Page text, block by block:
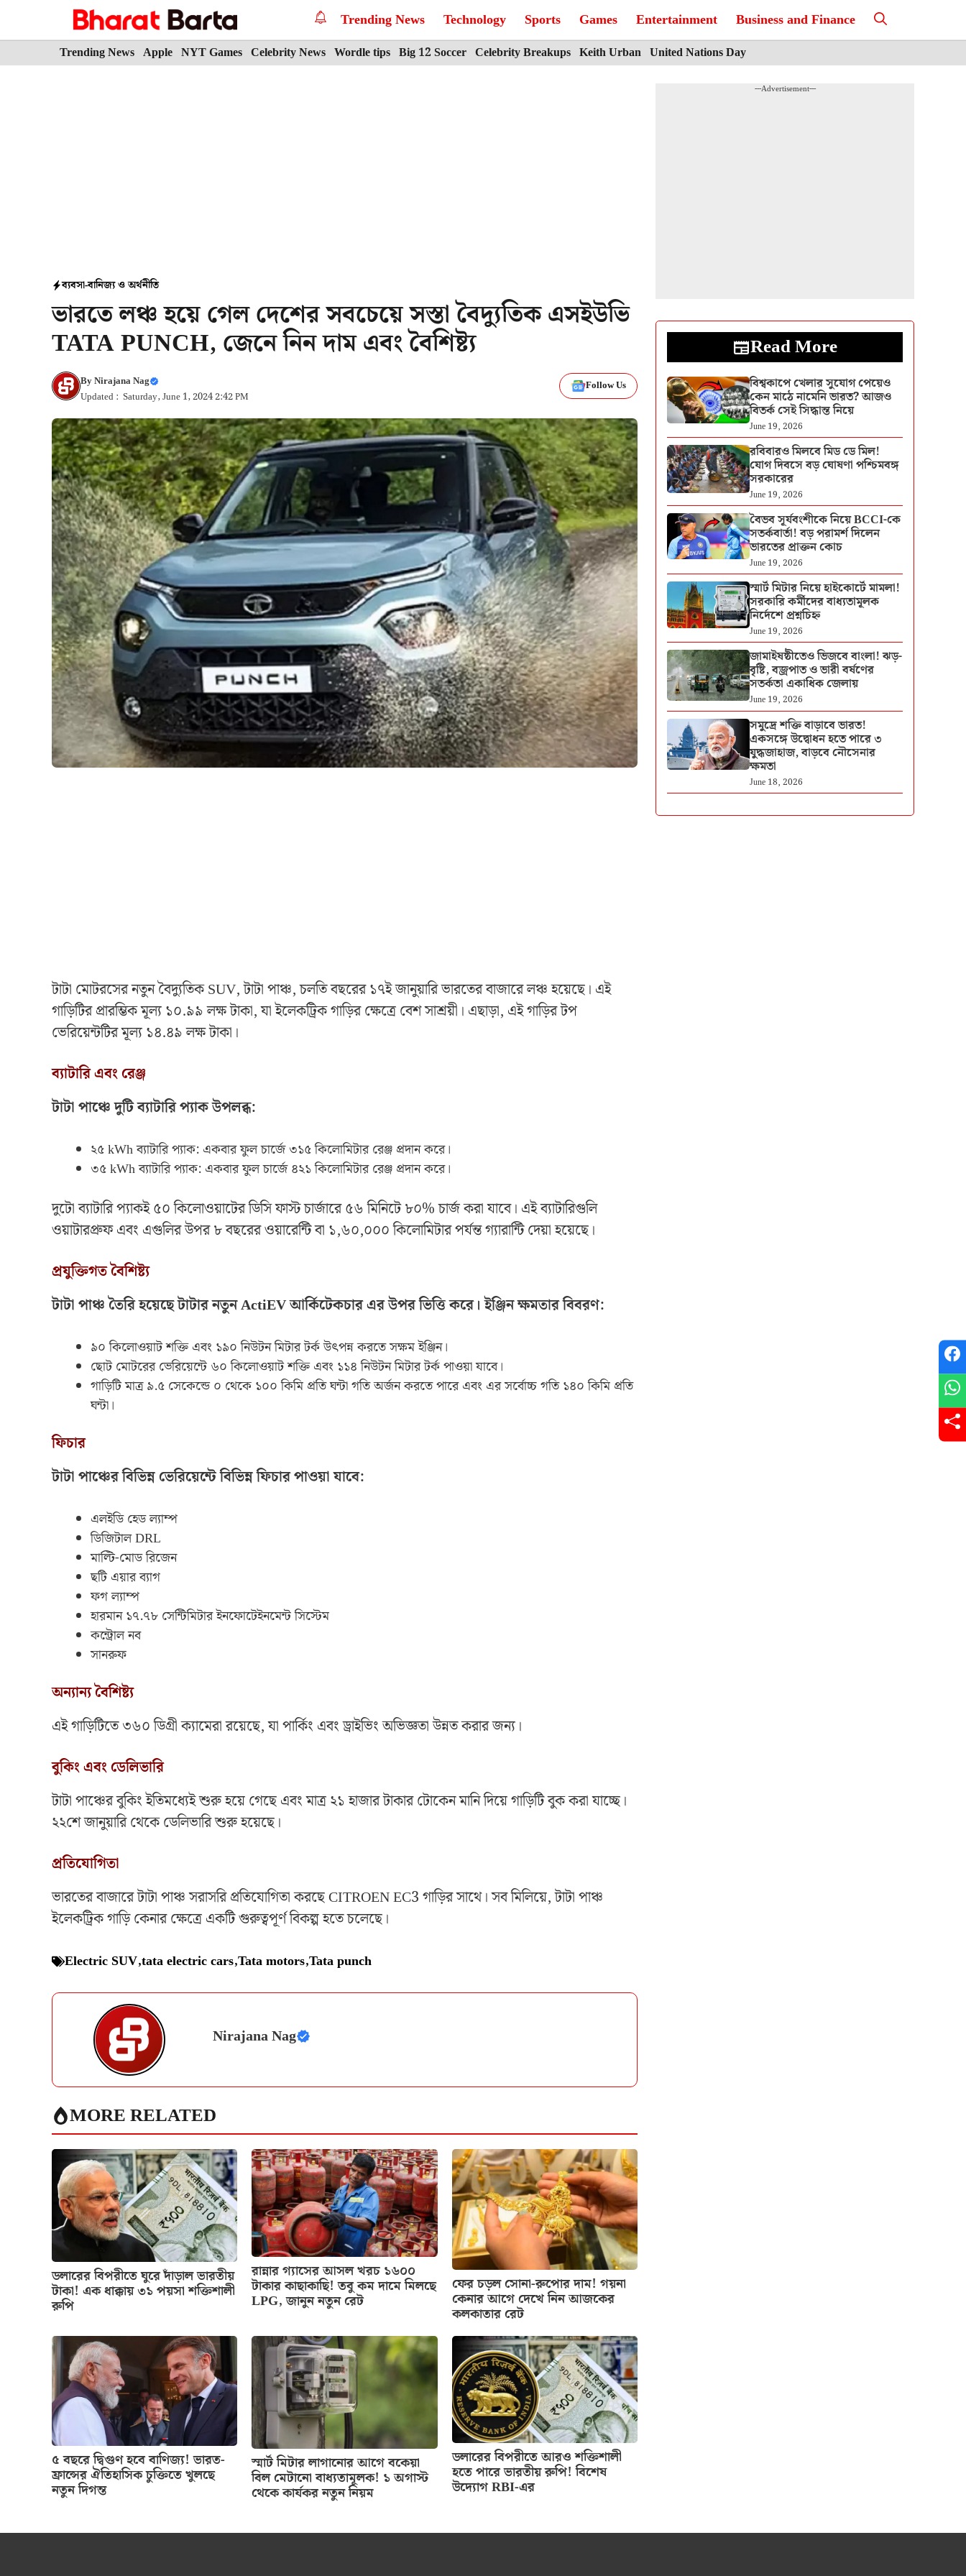
Trending News Technology Sports Games Entertainment Business and Finance
Trending News Apple NYT Games Celebrity News Wordle tips Big 12 Soccer Celebrity Breakups Keith Urban United Nations Day
ব্যবসা-বানিজ্য ও অর্থনীতি
ভারতে লঞ্চ হয়ে গেল দেশের সবচেয়ে সস্তা বৈদ্যুতিক এসইউভি
TATA PUNCH, জেনে নিন দাম এবং বৈশিষ্ট্য
ByNirajana Nag
Updated : Saturday, June 1, 2024 2:42 PM
Follow Us
টাটা মোটরসের নতুন বৈদ্যুতিক SUV, টাটা পাঞ্চ, চলতি বছরের ১৭ই জানুয়ারি ভারতের বাজারে লঞ্চ হয়েছে। এই
গাড়িটির প্রারম্ভিক মূল্য ১০.৯৯ লক্ষ টাকা, যা ইলেকট্রিক গাড়ির ক্ষেত্রে বেশ সাশ্রয়ী। এছাড়া, এই গাড়ির টপ
ভেরিয়েন্টটির মূল্য ১৪.৪৯ লক্ষ টাকা।
ব্যাটারি এবং রেঞ্জ
টাটা পাঞ্চে দুটি ব্যাটারি প্যাক উপলব্ধ:
২৫ kWh ব্যাটারি প্যাক: একবার ফুল চার্জে ৩১৫ কিলোমিটার রেঞ্জ প্রদান করে।
৩৫ kWh ব্যাটারি প্যাক: একবার ফুল চার্জে ৪২১ কিলোমিটার রেঞ্জ প্রদান করে।
দুটো ব্যাটারি প্যাকই ৫০ কিলোওয়াটের ডিসি ফাস্ট চার্জারে ৫৬ মিনিটে ৮০% চার্জ করা যাবে। এই ব্যাটারিগুলি
ওয়াটারপ্রুফ এবং এগুলির উপর ৮ বছরের ওয়ারেন্টি বা ১,৬০,০০০ কিলোমিটার পর্যন্ত গ্যারান্টি দেয়া হয়েছে।
প্রযুক্তিগত বৈশিষ্ট্য
টাটা পাঞ্চ তৈরি হয়েছে টাটার নতুন ActiEV আর্কিটেকচার এর উপর ভিত্তি করে। ইঞ্জিন ক্ষমতার বিবরণ:
৯০ কিলোওয়াট শক্তি এবং ১৯০ নিউটন মিটার টর্ক উৎপন্ন করতে সক্ষম ইঞ্জিন।
ছোট মোটরের ভেরিয়েন্টে ৬০ কিলোওয়াট শক্তি এবং ১১৪ নিউটন মিটার টর্ক পাওয়া যাবে।
গাড়িটি মাত্র ৯.৫ সেকেন্ডে ০ থেকে ১০০ কিমি প্রতি ঘন্টা গতি অর্জন করতে পারে এবং এর সর্বোচ্চ গতি ১৪০ কিমি প্রতি
ঘন্টা।
ফিচার
টাটা পাঞ্চের বিভিন্ন ভেরিয়েন্টে বিভিন্ন ফিচার পাওয়া যাবে:
এলইডি হেড ল্যাম্প
ডিজিটাল DRL
মাল্টি-মোড রিজেন
ছটি এয়ার ব্যাগ
ফগ ল্যাম্প
হারমান ১৭.৭৮ সেন্টিমিটার ইনফোটেইনমেন্ট সিস্টেম
কন্ট্রোল নব
সানরুফ
অন্যান্য বৈশিষ্ট্য
এই গাড়িটিতে ৩৬০ ডিগ্রী ক্যামেরা রয়েছে, যা পার্কিং এবং ড্রাইভিং অভিজ্ঞতা উন্নত করার জন্য।
বুকিং এবং ডেলিভারি
টাটা পাঞ্চের বুকিং ইতিমধ্যেই শুরু হয়ে গেছে এবং মাত্র ২১ হাজার টাকার টোকেন মানি দিয়ে গাড়িটি বুক করা যাচ্ছে।
২২শে জানুয়ারি থেকে ডেলিভারি শুরু হয়েছে।
প্রতিযোগিতা
ভারতের বাজারে টাটা পাঞ্চ সরাসরি প্রতিযোগিতা করছে CITROEN EC3 গাড়ির সাথে। সব মিলিয়ে, টাটা পাঞ্চ
ইলেকট্রিক গাড়ি কেনার ক্ষেত্রে একটি গুরুত্বপূর্ণ বিকল্প হতে চলেছে।
Electric SUV,tata electric cars,Tata motors,Tata punch
Nirajana Nag
MORE RELATED
ডলারের বিপরীতে ঘুরে দাঁড়াল ভারতীয়
টাকা! এক ধাক্কায় ৩১ পয়সা শক্তিশালী
রুপি
রান্নার গ্যাসের আসল খরচ ১৬০০
টাকার কাছাকাছি! তবু কম দামে মিলছে
LPG, জানুন নতুন রেট
ফের চড়ল সোনা-রুপোর দাম! গয়না
কেনার আগে দেখে নিন আজকের
কলকাতার রেট
৫ বছরে দ্বিগুণ হবে বাণিজ্য! ভারত-
ফ্রান্সের ঐতিহাসিক চুক্তিতে খুলছে
নতুন দিগন্ত
স্মার্ট মিটার লাগানোর আগে বকেয়া
বিল মেটানো বাধ্যতামূলক! ১ অগাস্ট
থেকে কার্যকর নতুন নিয়ম
ডলারের বিপরীতে আরও শক্তিশালী
হতে পারে ভারতীয় রুপি! বিশেষ
উদ্যোগ RBI-এর
---Advertisement---
Read More
বিশ্বকাপে খেলার সুযোগ পেয়েও
কেন মাঠে নামেনি ভারত? আজও
বিতর্ক সেই সিদ্ধান্ত নিয়ে
June 19, 2026
রবিবারও মিলবে মিড ডে মিল!
যোগ দিবসে বড় ঘোষণা পশ্চিমবঙ্গ
সরকারের
June 19, 2026
বৈভব সূর্যবংশীকে নিয়ে BCCI-কে
সতর্কবার্তা! বড় পরামর্শ দিলেন
ভারতের প্রাক্তন কোচ
June 19, 2026
স্মার্ট মিটার নিয়ে হাইকোর্টে মামলা!
সরকারি কর্মীদের বাধ্যতামূলক
নির্দেশে প্রশ্নচিহ্ন
June 19, 2026
জামাইষষ্ঠীতেও ভিজবে বাংলা! ঝড়-
বৃষ্টি, বজ্রপাত ও ভারী বর্ষণের
সতর্কতা একাধিক জেলায়
June 19, 2026
সমুদ্রে শক্তি বাড়াবে ভারত!
একসঙ্গে উদ্বোধন হতে পারে ৩
যুদ্ধজাহাজ, বাড়বে নৌসেনার
ক্ষমতা
June 18, 2026